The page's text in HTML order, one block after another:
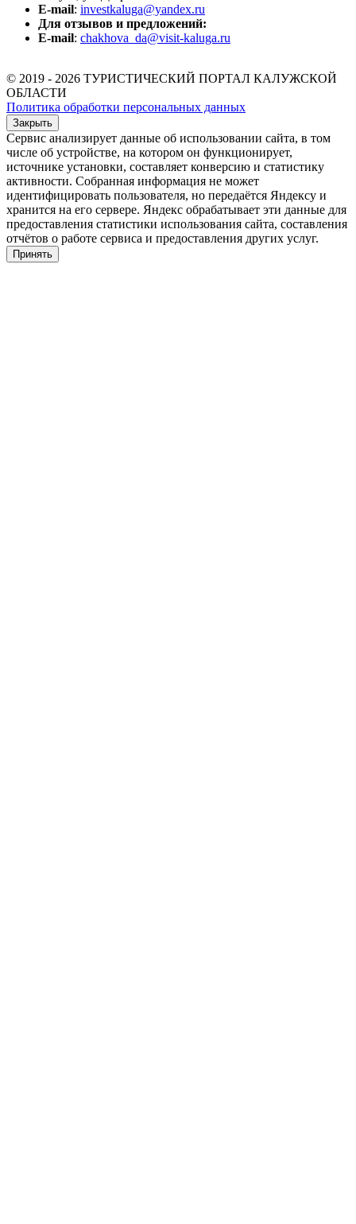
E-mail: investkaluga@yandex.ru
Для отзывов и предложений:
E-mail: chakhova_da@visit-kaluga.ru
© 2019 - 2026 ТУРИСТИЧЕСКИЙ ПОРТАЛ КАЛУЖСКОЙ
ОБЛАСТИ
Политика обработки персональных данных
Закрыть
Сервис анализирует данные об использовании сайта, в том
числе об устройстве, на котором он функционирует,
источнике установки, составляет конверсию и статистику
активности. Собранная информация не может
идентифицировать пользователя, но передаётся Яндексу и
хранится на его сервере. Яндекс обрабатывает эти данные для
предоставления статистики использования сайта, составления
отчётов о работе сервиса и предоставления других услуг.
Принять